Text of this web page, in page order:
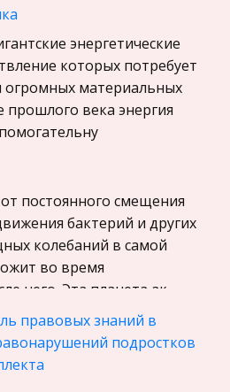
Базы данных
реклама
Здоровье
и права
государства и
энергетические
которых потребует
огромных материальных
прошлого века энергия
постоянного смещения
бактерий и других
колебаний в самой
во время
него. Эта планета ак
и роль рекламы в их
правовых знаний в
подростков